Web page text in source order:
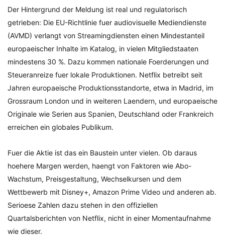
Der Hintergrund der Meldung ist real und regulatorisch
getrieben: Die EU-Richtlinie fuer audiovisuelle Mediendienste
(AVMD) verlangt von Streamingdiensten einen Mindestanteil
europaeischer Inhalte im Katalog, in vielen Mitgliedstaaten
mindestens 30 %. Dazu kommen nationale Foerderungen und
Steueranreize fuer lokale Produktionen. Netflix betreibt seit
Jahren europaeische Produktionsstandorte, etwa in Madrid, im
Grossraum London und in weiteren Laendern, und europaeische
Originale wie Serien aus Spanien, Deutschland oder Frankreich
erreichen ein globales Publikum.
Fuer die Aktie ist das ein Baustein unter vielen. Ob daraus
hoehere Margen werden, haengt von Faktoren wie Abo-
Wachstum, Preisgestaltung, Wechselkursen und dem
Wettbewerb mit Disney+, Amazon Prime Video und anderen ab.
Serioese Zahlen dazu stehen in den offiziellen
Quartalsberichten von Netflix, nicht in einer Momentaufnahme
wie dieser.